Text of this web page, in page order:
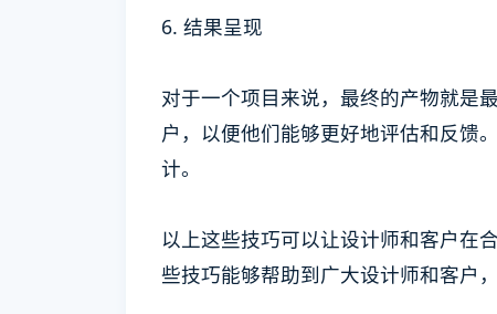
6. 结果呈现
对于一个项目来说，最终的产物就是
户，以便他们能够更好地评估和反馈
计。
以上这些技巧可以让设计师和客户在
些技巧能够帮助到广大设计师和客户，